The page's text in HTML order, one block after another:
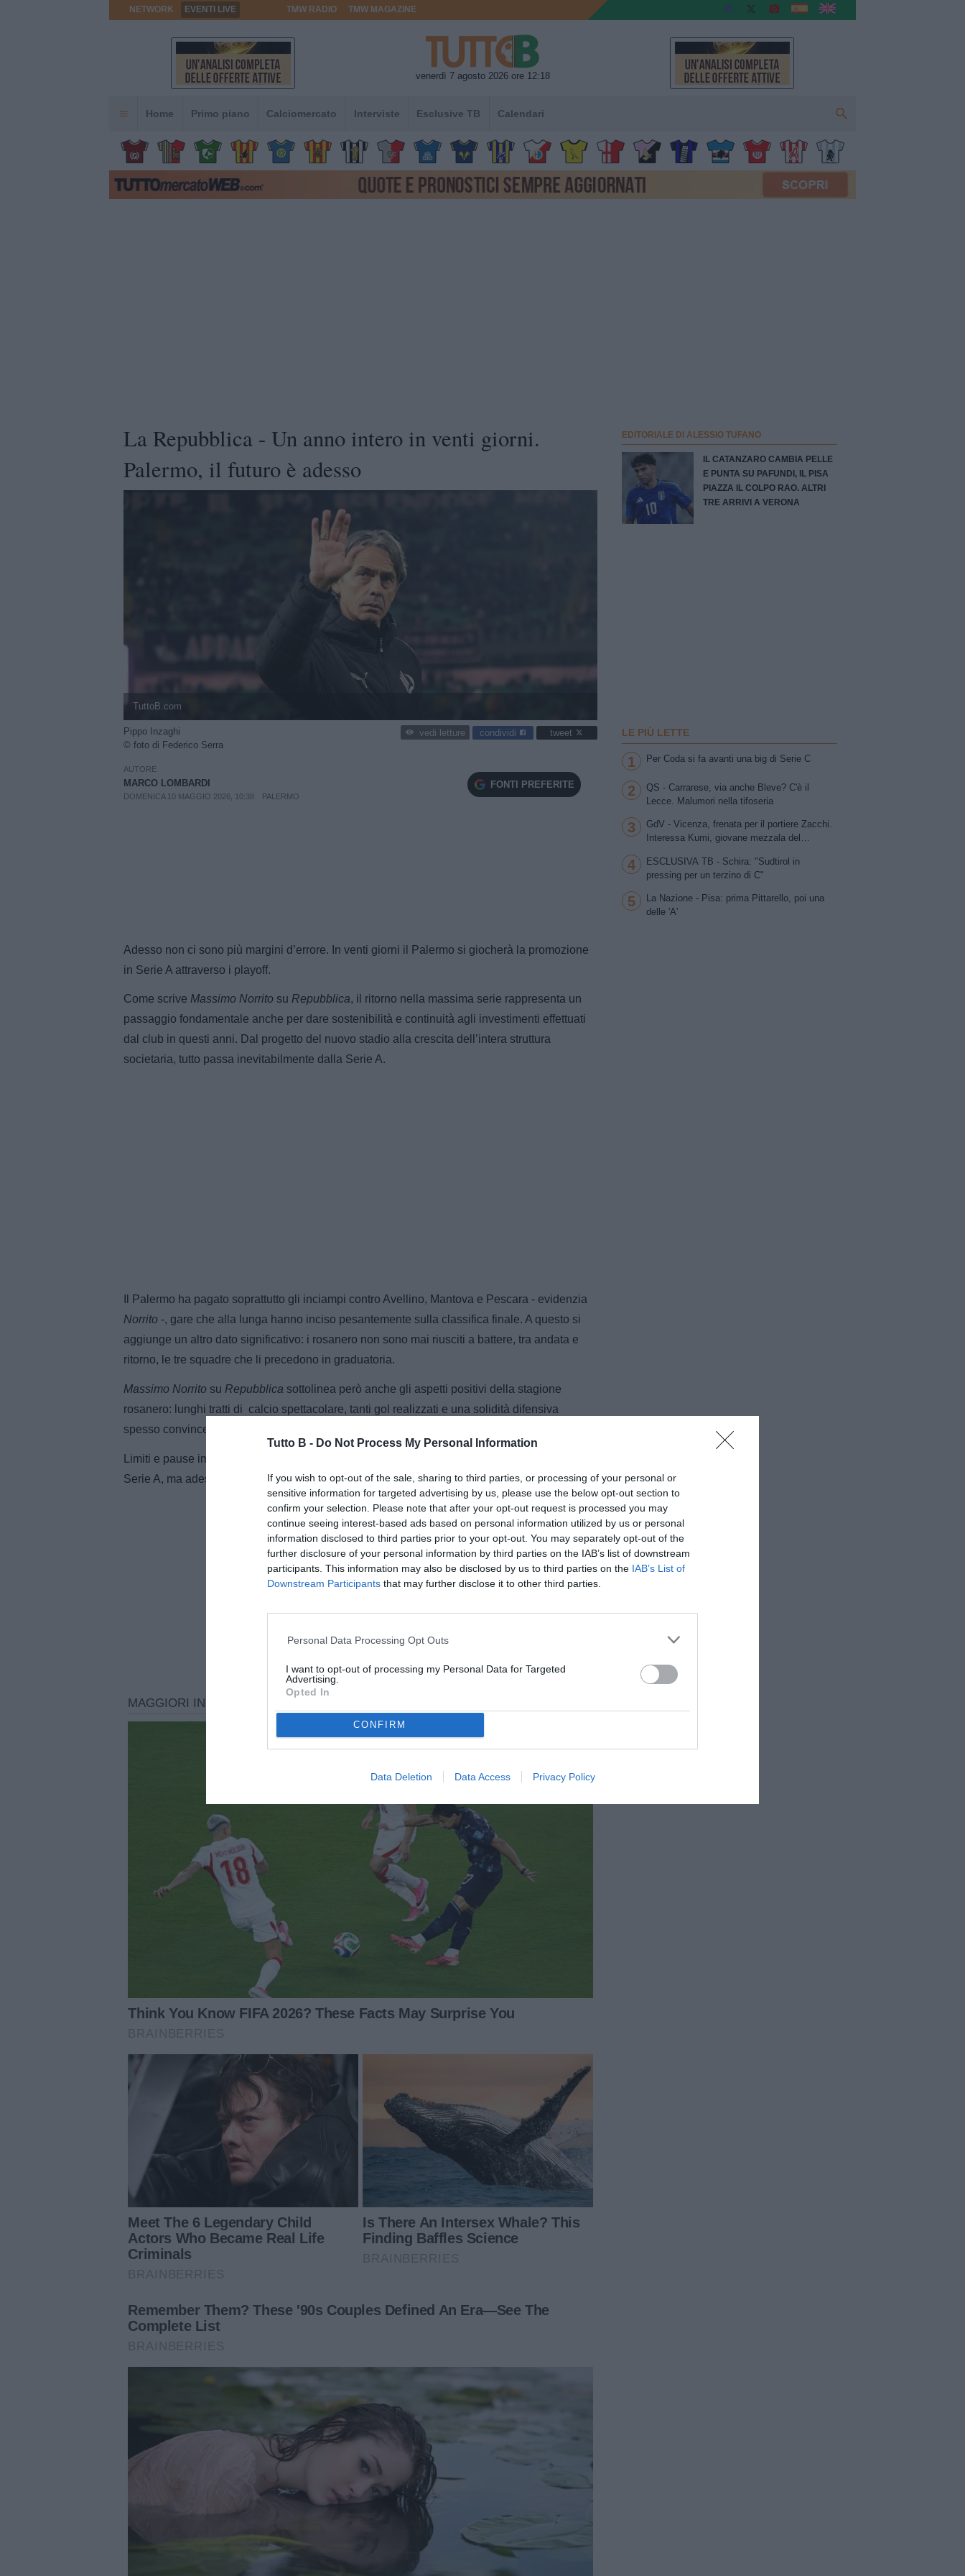
Tutto B - Do Not Process My Personal Information
If you wish to opt-out of the sale, sharing to third parties, or processing of your personal or
sensitive information for targeted advertising by us, please use the below opt-out section to
confirm your selection. Please note that after your opt-out request is processed you may
continue seeing interest-based ads based on personal information utilized by us or personal
information disclosed to third parties prior to your opt-out. You may separately opt-out of the
further disclosure of your personal information by third parties on the IAB’s list of downstream
participants. This information may also be disclosed by us to third parties on the IAB’s List of
Downstream Participants that may further disclose it to other third parties.
Personal Data Processing Opt Outs
I want to opt-out of processing my Personal Data for Targeted
Advertising.
Opted In
CONFIRM
Data Deletion Data Access Privacy Policy
NETWORK EVENTI LIVE TMW RADIO TMW MAGAZINE
venerdì 7 agosto 2026 ore 12:18
Home Primo piano Calciomercato Interviste Esclusive TB Calendari
La Repubblica - Un anno intero in venti giorni.
Palermo, il futuro è adesso
TuttoB.com
Pippo Inzaghi
© foto di Federico Serra
vedi letture condividi tweet
AUTORE
MARCO LOMBARDI
DOMENICA 10 MAGGIO 2026, 10:38 PALERMO
FONTI PREFERITE
Adesso non ci sono più margini d’errore. In venti giorni il Palermo si giocherà la promozione
in Serie A attraverso i playoff.
Come scrive Massimo Norrito su Repubblica, il ritorno nella massima serie rappresenta un
passaggio fondamentale anche per dare sostenibilità e continuità agli investimenti effettuati
dal club in questi anni. Dal progetto del nuovo stadio alla crescita dell’intera struttura
societaria, tutto passa inevitabilmente dalla Serie A.
Il Palermo ha pagato soprattutto gli inciampi contro Avellino, Mantova e Pescara - evidenzia
Norrito -, gare che alla lunga hanno inciso pesantemente sulla classifica finale. A questo si
aggiunge un altro dato significativo: i rosanero non sono mai riusciti a battere, tra andata e
ritorno, le tre squadre che li precedono in graduatoria.
Massimo Norrito su Repubblica sottolinea però anche gli aspetti positivi della stagione
rosanero: lunghi tratti di calcio spettacolare, tanti gol realizzati e una solidità difensiva
spesso convincente.
Limiti e pause improvvise hanno impedito al Palermo di completare il salto diretto verso la
Serie A, ma adesso inizia un nuovo campionato.
EDITORIALE DI ALESSIO TUFANO
IL CATANZARO CAMBIA PELLE
E PUNTA SU PAFUNDI, IL PISA
PIAZZA IL COLPO RAO. ALTRI
TRE ARRIVI A VERONA
LE PIÙ LETTE
1 Per Coda si fa avanti una big di Serie C
2
QS - Carrarese, via anche Bleve? C'è il
Lecce. Malumori nella tifoseria
3
GdV - Vicenza, frenata per il portiere Zacchi.
Interessa Kumi, giovane mezzala del
4
ESCLUSIVA TB - Schira: "Sudtirol in
pressing per un terzino di C"
5
La Nazione - Pisa: prima Pittarello, poi una
delle 'A'